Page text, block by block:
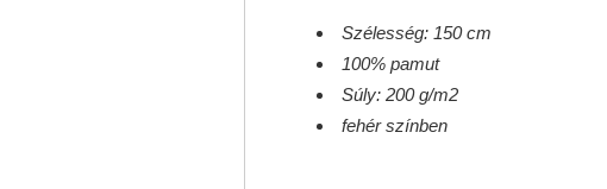
Szélesség: 150 cm
100% pamut
Súly: 200 g/m2
fehér színben